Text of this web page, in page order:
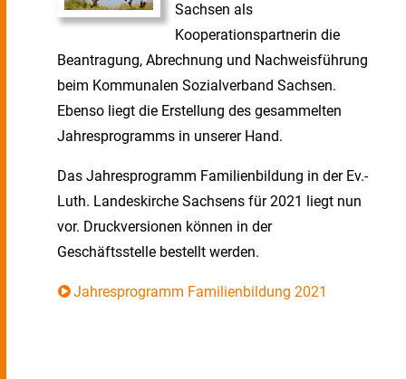
Sachsen als
Kooperationspartnerin die
Beantragung, Abrechnung und Nachweisführung
beim Kommunalen Sozialverband Sachsen.
Ebenso liegt die Erstellung des gesammelten
Jahresprogramms in unserer Hand.
Das Jahresprogramm Familienbildung in der Ev.-
Luth. Landeskirche Sachsens für 2021 liegt nun
vor. Druckversionen können in der
Geschäftsstelle bestellt werden.
Jahresprogramm Familienbildung 2021